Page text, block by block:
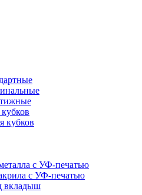
кубков
с УФ-печатью
с УФ-печатью
вкладыш